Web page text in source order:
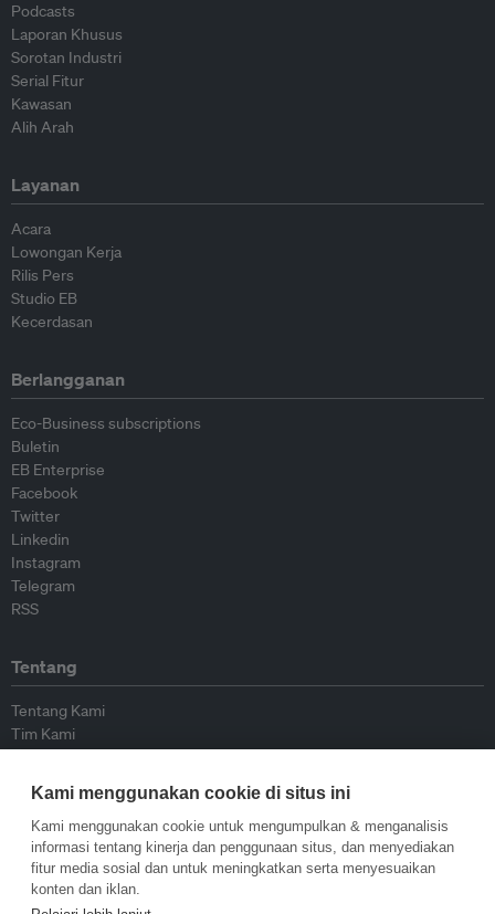
Podcasts
Laporan Khusus
Sorotan Industri
Serial Fitur
Kawasan
Alih Arah
Layanan
Acara
Lowongan Kerja
Rilis Pers
Studio EB
Kecerdasan
Berlangganan
Eco-Business subscriptions
Buletin
EB Enterprise
Facebook
Twitter
Linkedin
Instagram
Telegram
RSS
Tentang
Tentang Kami
Tim Kami
Kontributor
Hubungi Kami
Kebijakan
Kami menggunakan cookie di situs ini
Kami menggunakan cookie untuk mengumpulkan & menganalisis
informasi tentang kinerja dan penggunaan situs, dan menyediakan
fitur media sosial dan untuk meningkatkan serta menyesuaikan
konten dan iklan.